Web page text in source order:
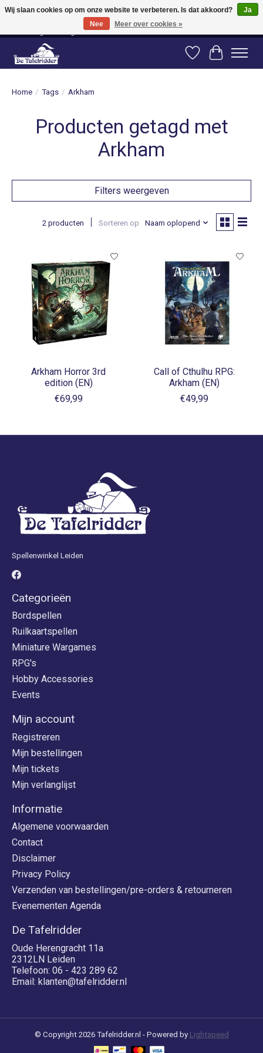
Vanaf 80 euro gratis verzending binnen Nederland! Vanaf 100 euro gratis
verzending naar België en Duitsland!
Verlanglijst
Home / Tags / Arkham
Producten getagd met
Arkham
Filters weergeven
2 producten Sorteren op Naam oplopend
Arkham Horror 3rd
edition (EN)
€69,99
Call of Cthulhu RPG:
Arkham (EN)
€49,99
Spellenwinkel Leiden
Categorieën
Bordspellen
Ruilkaartspellen
Miniature Wargames
RPG's
Hobby Accessories
Events
Mijn account
Registreren
Mijn bestellingen
Mijn tickets
Mijn verlanglijst
Informatie
Algemene voorwaarden
Contact
Disclaimer
Privacy Policy
Verzenden van bestellingen/pre-orders & retourneren
Evenementen Agenda
De Tafelridder
Oude Herengracht 11a
2312LN Leiden
Telefoon: 06 - 423 289 62
Email: klanten@tafelridder.nl
© Copyright 2026 Tafelridder.nl - Powered by Lightspeed
Wij slaan cookies op om onze website te verbeteren. Is dat akkoord?
Ja
Nee
Meer over cookies »